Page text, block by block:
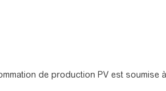
de production PV est soumise